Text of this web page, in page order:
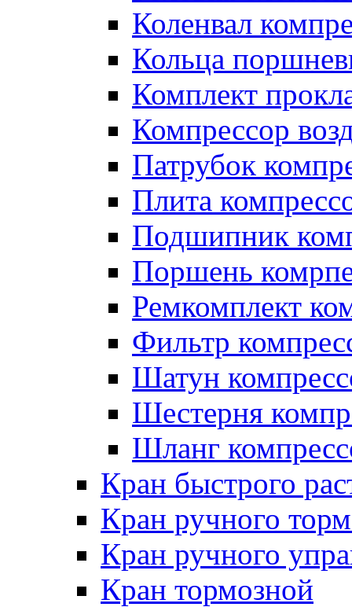
Коленвал
Кольца
Комплект
Компрессор
Патрубок
Плита
Подшипник
Поршень
Ремкомплект
Фильтр
Шатун
Шестерня
Шланг
Кран быстрого
Кран ручного
Кран ручного
Кран тормозной